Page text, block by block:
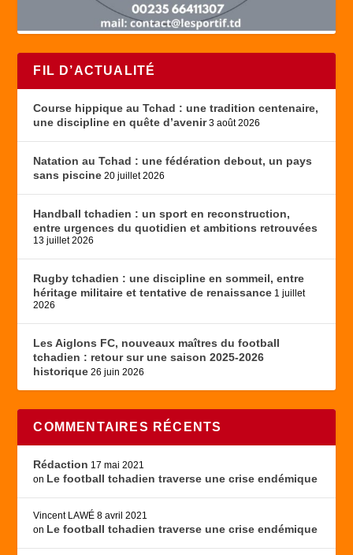
FIL D’ACTUALITÉ
Course hippique au Tchad : une tradition centenaire,
une discipline en quête d’avenir 3 août 2026
Natation au Tchad : une fédération debout, un pays
sans piscine 20 juillet 2026
Handball tchadien : un sport en reconstruction,
entre urgences du quotidien et ambitions retrouvées
13 juillet 2026
Rugby tchadien : une discipline en sommeil, entre
héritage militaire et tentative de renaissance 1 juillet
2026
Les Aiglons FC, nouveaux maîtres du football
tchadien : retour sur une saison 2025-2026
historique 26 juin 2026
COMMENTAIRES RÉCENTS
Rédaction 17 mai 2021
on Le football tchadien traverse une crise endémique
Vincent LAWÉ 8 avril 2021
on Le football tchadien traverse une crise endémique